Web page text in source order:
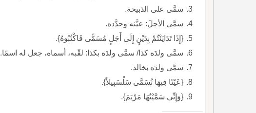
سمَّى على الذبيحة.
سمَّى الأجلَ: عيَّنه وحدَّده.
{إِذَا تَدَايَنْتُمْ بِدَيْنٍ إِلَى أَجَلٍ مُسَمًّى فَاكْتُبُوهُ}.
سمَّى ولدَه كذا/ سمَّى ولدَه بكذا: لقّبه، أسماه، جعل له اسمًا.
سمَّى ولدَه بخالد.
{عَيْنًا فِيهَا تُسَمَّى سَلْسَبِيلاً}.
{وَإِنِّي سَمَّيْتُهَا مَرْيَمَ}.